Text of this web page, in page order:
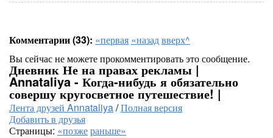
Комментарии (33): «первая «назадвверх^
Вы сейчас не можете прокомментировать это сообщение.
Дневник Не на правах рекламы |
Annataliya - Когда-нибудь я обязательно
совершу кругосветное путешествие! |
Лента друзей Annataliya/Полная версия
Добавить в друзья
Страницы: «позжераньше»